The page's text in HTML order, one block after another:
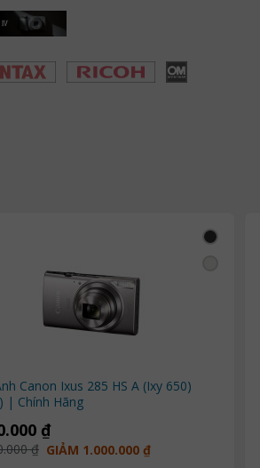
Canon Ixus 285 HS A (Ixy 650)
| Chính Hãng
₫
₫ GIẢM 1.000.000 ₫